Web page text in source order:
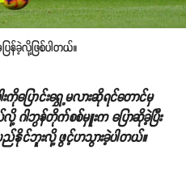
န်ခဲ့လို့ဖြစ်ပါတယ်။
ကိုပြောင်းရွှေ့မလားဆိုရင်တောင်မှ
ဂါဘွန်တိုက်စစ်မှူးက ပြောဆိုခဲ့ပြီး
နိုင်ဘူးလို့ ဖွင့်ဟသွားခဲ့ပါတယ်။